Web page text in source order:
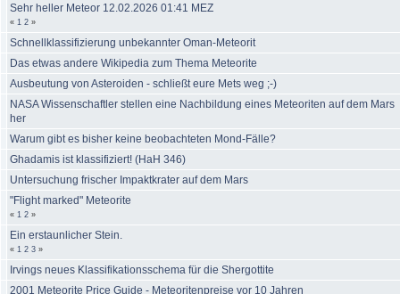
Sehr heller Meteor 12.02.2026 01:41 MEZ
« 1 2 »
Schnellklassifizierung unbekannter Oman-Meteorit
Das etwas andere Wikipedia zum Thema Meteorite
Ausbeutung von Asteroiden - schließt eure Mets weg ;-)
NASA Wissenschaftler stellen eine Nachbildung eines Meteoriten auf dem Mars
her
Warum gibt es bisher keine beobachteten Mond-Fälle?
Ghadamis ist klassifiziert! (HaH 346)
Untersuchung frischer Impaktkrater auf dem Mars
"Flight marked" Meteorite
« 1 2 »
Ein erstaunlicher Stein.
« 1 2 3 »
Irvings neues Klassifikationsschema für die Shergottite
2001 Meteorite Price Guide - Meteoritenpreise vor 10 Jahren